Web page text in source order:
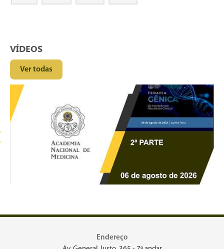
VÍDEOS
Ver todas
Endereço